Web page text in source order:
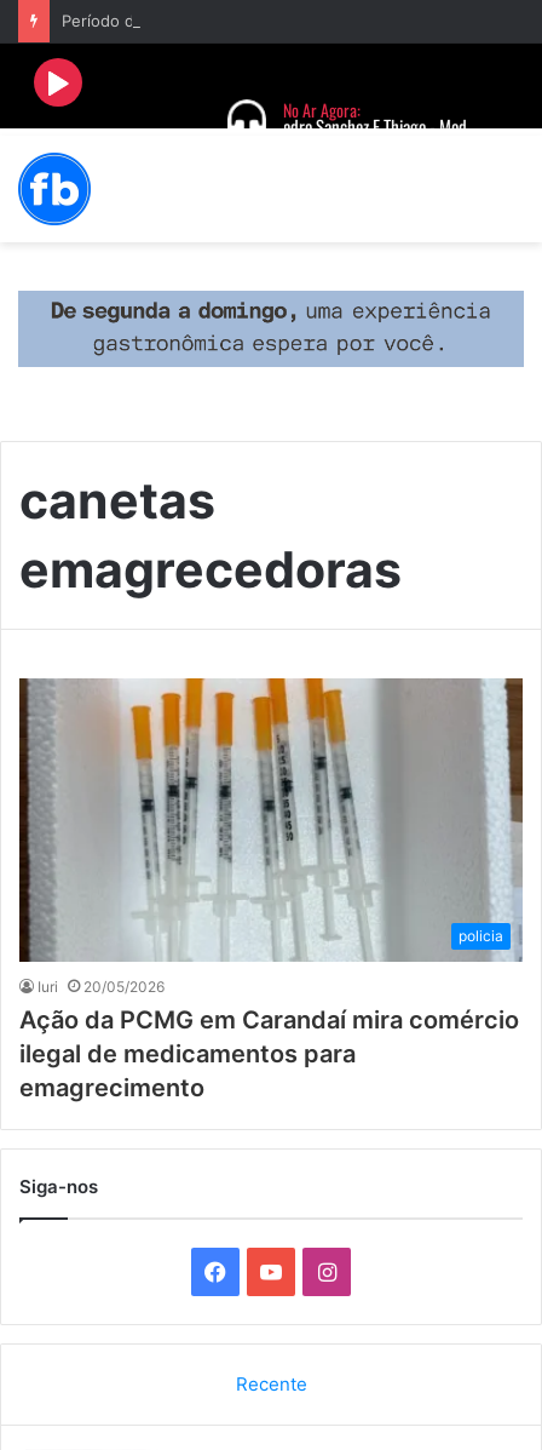
canetas
emagrecedoras
policia
Iuri 20/05/2026
Ação da PCMG em Carandaí mira comércio
ilegal de medicamentos para
emagrecimento
Siga-nos
a
o
I
n
Recente